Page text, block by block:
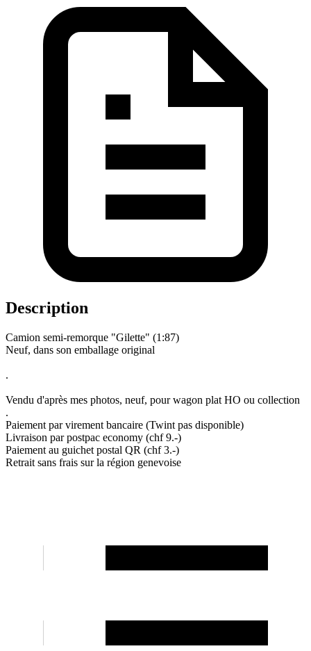
Description
Camion semi-remorque "Gilette" (1:87)
Neuf, dans son emballage original
.
Vendu d'après mes photos, neuf, pour wagon plat HO ou collection
.
Paiement par virement bancaire (Twint pas disponible)
Livraison par postpac economy (chf 9.-)
Paiement au guichet postal QR (chf 3.-)
Retrait sans frais sur la région genevoise